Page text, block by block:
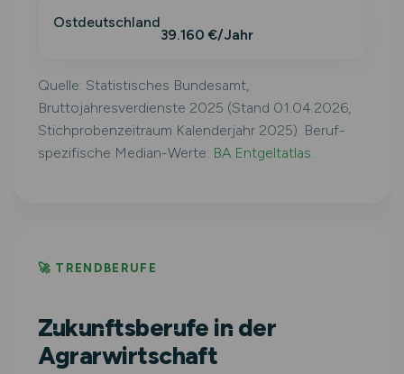
Ostdeutschland
39.160 €/Jahr
Quelle: Statistisches Bundesamt,
Bruttojahresverdienste 2025 (Stand 01.04.2026,
Stichprobenzeitraum Kalenderjahr 2025). Beruf-
spezifische Median-Werte: BA Entgeltatlas.
🚀 TRENDBERUFE
Zukunftsberufe in der
Agrarwirtschaft